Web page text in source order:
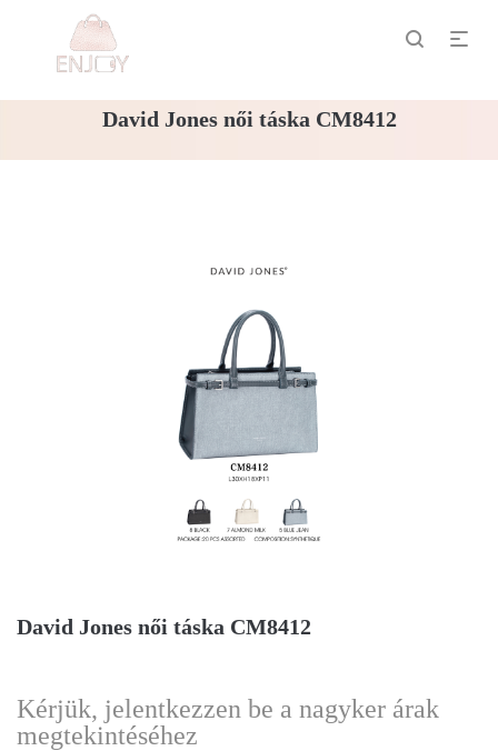
David Jones női táska CM8412
David Jones női táska CM8412
Kérjük, jelentkezzen be a nagyker árak
megtekintéséhez